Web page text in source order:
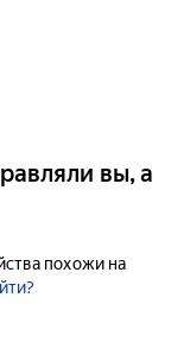
вы, а
похожи на